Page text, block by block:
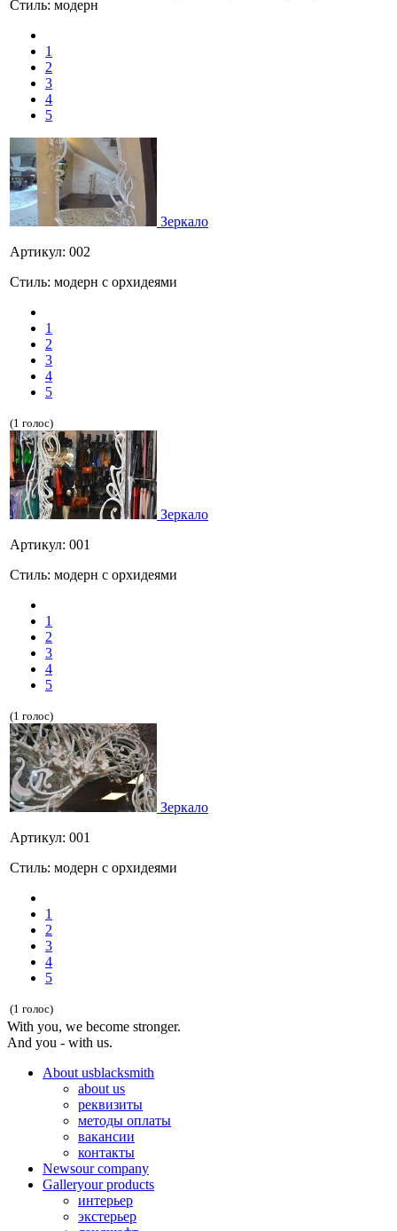
Стиль: модерн
1
2
3
4
5
Зеркало
Артикул: 002
Стиль: модерн с орхидеями
1
2
3
4
5
(1 голос)
Зеркало
Артикул: 001
Стиль: модерн с орхидеями
1
2
3
4
5
(1 голос)
Зеркало
Артикул: 001
Стиль: модерн с орхидеями
1
2
3
4
5
(1 голос)
With you, we become stronger.
And you - with us.
About usblacksmith
about us
реквизиты
методы оплаты
вакансии
контакты
Newsour company
Galleryour products
интерьер
экстерьер